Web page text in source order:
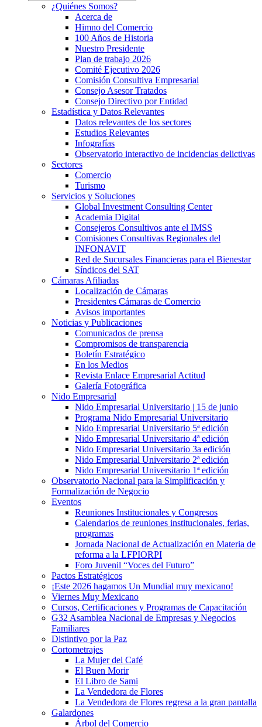
¿Quiénes Somos?
Acerca de
Himno del Comercio
100 Años de Historia
Nuestro Presidente
Plan de trabajo 2026
Comité Ejecutivo 2026
Comisión Consultiva Empresarial
Consejo Asesor Tratados
Consejo Directivo por Entidad
Estadística y Datos Relevantes
Datos relevantes de los sectores
Estudios Relevantes
Infografías
Observatorio interactivo de incidencias delictivas
Sectores
Comercio
Turismo
Servicios y Soluciones
Global Investment Consulting Center
Academia Digital
Consejeros Consultivos ante el IMSS
Comisiones Consultivas Regionales del
INFONAVIT
Red de Sucursales Financieras para el Bienestar
Síndicos del SAT
Cámaras Afiliadas
Localización de Cámaras
Presidentes Cámaras de Comercio
Avisos importantes
Noticias y Publicaciones
Comunicados de prensa
Compromisos de transparencia
Boletín Estratégico
En los Medios
Revista Enlace Empresarial Actitud
Galería Fotográfica
Nido Empresarial
Nido Empresarial Universitario | 15 de junio
Programa Nido Empresarial Universitario
Nido Empresarial Universitario 5ª edición
Nido Empresarial Universitario 4ª edición
Nido Empresarial Universitario 3a edición
Nido Empresarial Universitario 2ª edición
Nido Empresarial Universitario 1ª edición
Observatorio Nacional para la Simplificación y
Formalización de Negocio
Eventos
Reuniones Institucionales y Congresos
Calendarios de reuniones institucionales, ferias,
programas
Jornada Nacional de Actualización en Materia de
reforma a la LFPIORPI
Foro Juvenil “Voces del Futuro”
Pactos Estratégicos
¡Este 2026 hagamos Un Mundial muy mexicano!
Viernes Muy Mexicano
Cursos, Certificaciones y Programas de Capacitación
G32 Asamblea Nacional de Empresas y Negocios
Familiares
Distintivo por la Paz
Cortometrajes
La Mujer del Café
El Buen Morir
El Libro de Sami
La Vendedora de Flores
La Vendedora de Flores regresa a la gran pantalla
Galardones
Árbol del Comercio